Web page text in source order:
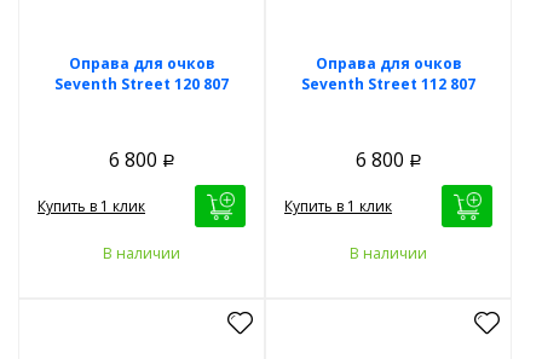
Оправа для очков
Seventh Street 120 807
6 800 Р
Купить в 1 клик
В наличии
Оправа для очков
Seventh Street 112 807
6 800 Р
Купить в 1 клик
В наличии